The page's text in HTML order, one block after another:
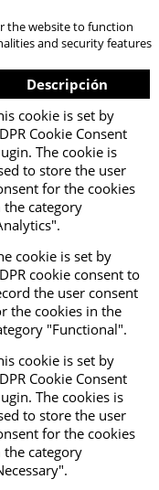
the website to function
and security features
Descripción
cookie is set by
Cookie Consent
The cookie is
to store the user
for the cookies
the category
cookie is set by
cookie consent to
the user consent
the cookies in the
"Functional".
cookie is set by
Cookie Consent
The cookies is
to store the user
for the cookies
the category